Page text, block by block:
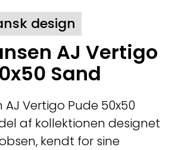
design
AJ Vertigo
Sand
AJ Vertigo Pude 50x50
af kollektionen designet
kendt for sine